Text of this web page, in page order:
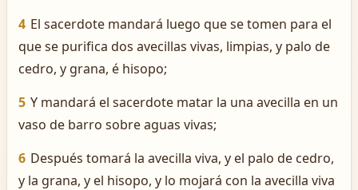
4 El sacerdote mandará luego que se tomen para el
que se purifica dos avecillas vivas, limpias, y palo de
cedro, y grana, é hisopo;
5 Y mandará el sacerdote matar la una avecilla en un
vaso de barro sobre aguas vivas;
6 Después tomará la avecilla viva, y el palo de cedro,
y la grana, y el hisopo, y lo mojará con la avecilla viva